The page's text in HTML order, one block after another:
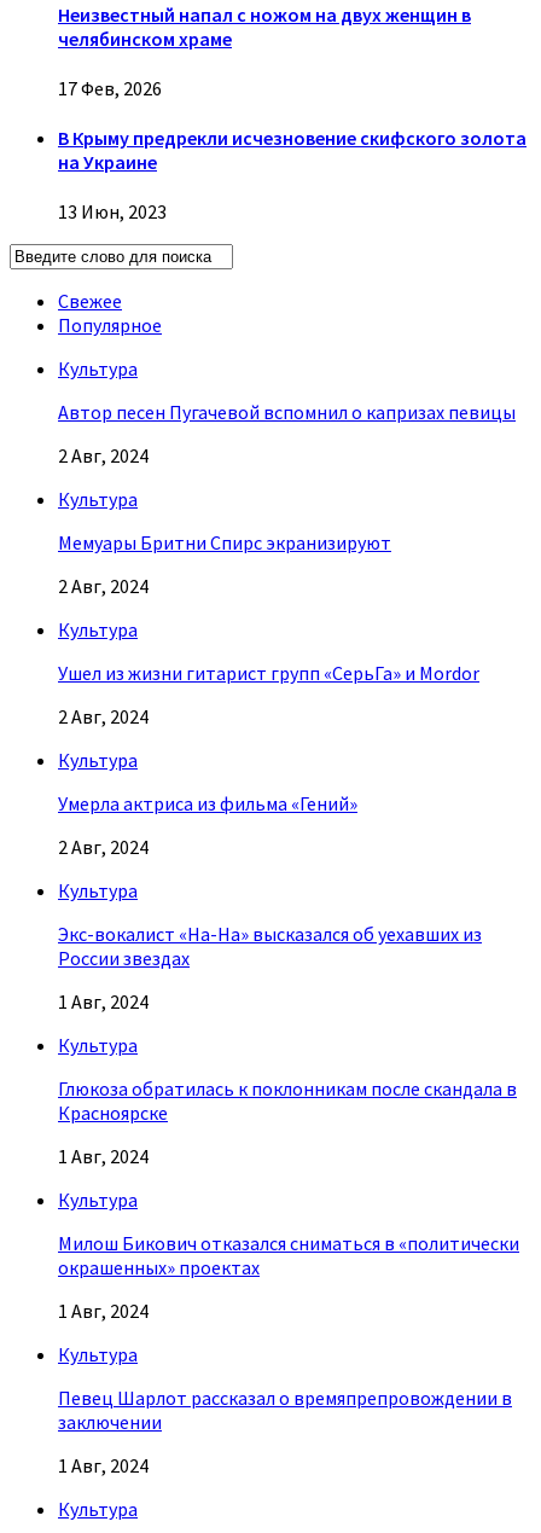
Неизвестный напал с ножом на двух женщин в
челябинском храме
17 Фев, 2026
В Крыму предрекли исчезновение скифского золота
на Украине
13 Июн, 2023
Свежее
Популярное
Культура
Автор песен Пугачевой вспомнил о капризах певицы
2 Авг, 2024
Культура
Мемуары Бритни Спирс экранизируют
2 Авг, 2024
Культура
Ушел из жизни гитарист групп «СерьГа» и Mordor
2 Авг, 2024
Культура
Умерла актриса из фильма «Гений»
2 Авг, 2024
Культура
Экс-вокалист «На-На» высказался об уехавших из
России звездах
1 Авг, 2024
Культура
Глюкоза обратилась к поклонникам после скандала в
Красноярске
1 Авг, 2024
Культура
Милош Бикович отказался сниматься в «политически
окрашенных» проектах
1 Авг, 2024
Культура
Певец Шарлот рассказал о времяпрепровождении в
заключении
1 Авг, 2024
Культура